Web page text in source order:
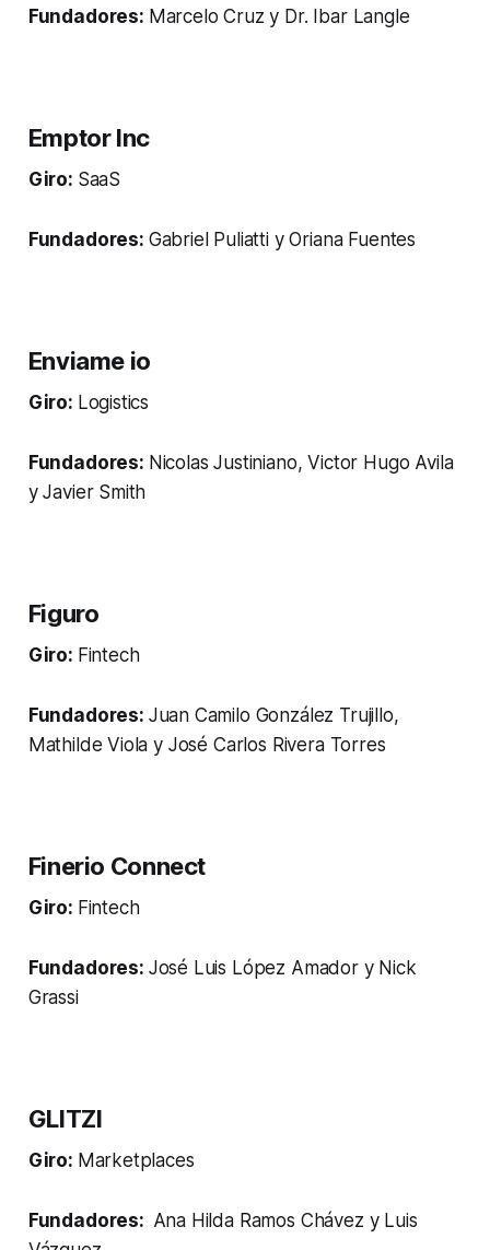
Fundadores: Marcelo Cruz y Dr. Ibar Langle
Emptor Inc
Giro: SaaS
Fundadores: Gabriel Puliatti y Oriana Fuentes
Enviame io
Giro: Logistics
Fundadores: Nicolas Justiniano, Victor Hugo Avila
y Javier Smith
Figuro
Giro: Fintech
Fundadores: Juan Camilo González Trujillo,
Mathilde Viola y José Carlos Rivera Torres
Finerio Connect
Giro: Fintech
Fundadores: José Luis López Amador y Nick
Grassi
GLITZI
Giro: Marketplaces
Fundadores: Ana Hilda Ramos Chávez y Luis